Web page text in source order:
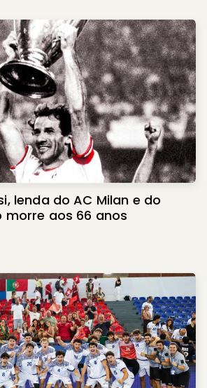
lenda do AC Milan e do
aos 66 anos